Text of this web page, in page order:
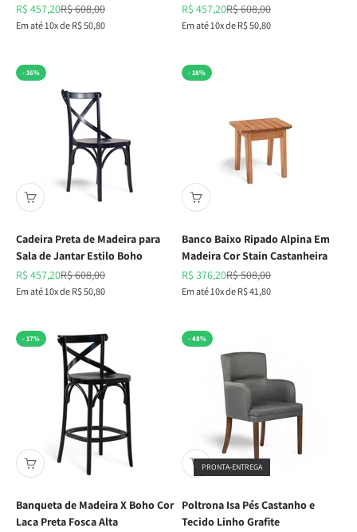
Preço promocional
R$ 457,20Preço normal
R$ 608,00
Em até 10x de R$ 50,80
Preço promocional
R$ 457,20Preço normal
R$ 608,00
Em até 10x de R$ 50,80
- 16%
Cadeira Preta de Madeira para
Sala de Jantar Estilo Boho
Preço promocional
R$ 457,20Preço normal
R$ 608,00
Em até 10x de R$ 50,80
- 18%
Banco Baixo Ripado Alpina Em
Madeira Cor Stain Castanheira
Preço promocional
R$ 376,20Preço normal
R$ 508,00
Em até 10x de R$ 41,80
- 17%
Banqueta de Madeira X Boho Cor
Laca Preta Fosca Alta
- 48%
PRONTA-ENTREGA
Poltrona Isa Pés Castanho e
Tecido Linho Grafite